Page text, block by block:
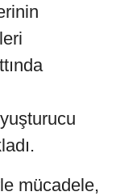
mücadele,